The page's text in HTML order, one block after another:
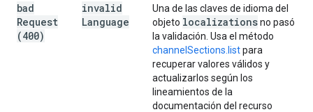
bad
Request
(400)
invalid
Language
Una de las claves de idioma del
objeto localizationsno pasó
la validación. Usa el método
channelSections.listpara
recuperar valores válidos y
actualizarlos según los
lineamientos de la
documentación del recurso